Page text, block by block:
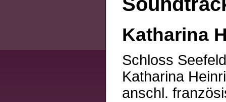
Katharina
Schloss
Katharina
anschl.